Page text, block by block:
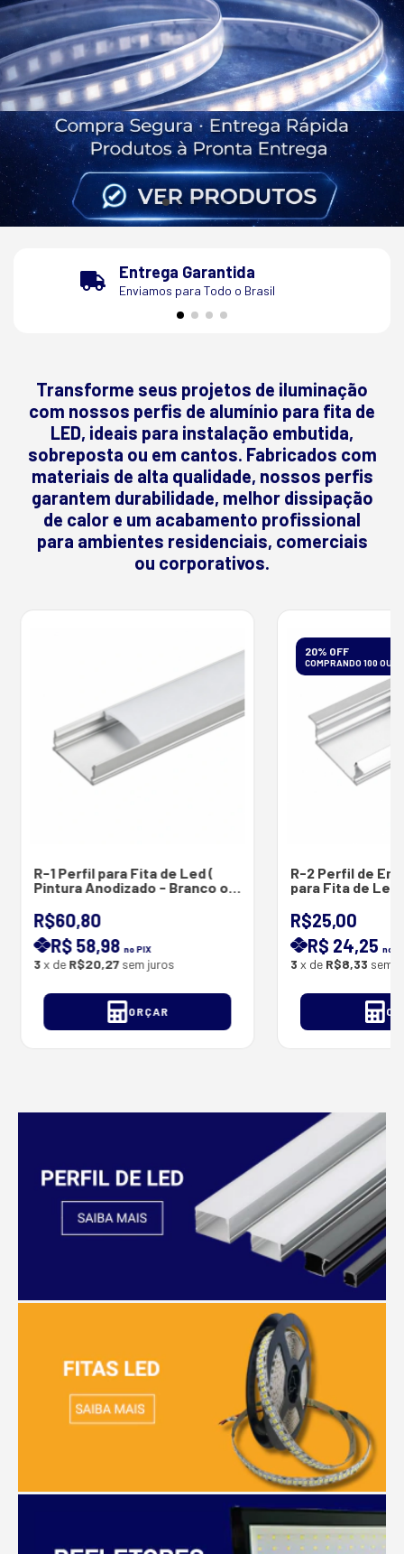
Entrega Garantida
Enviamos para Todo o Brasil
Transforme seus projetos de iluminação
com nossos perfis de alumínio para fita de
LED, ideais para instalação embutida,
sobreposta ou em cantos. Fabricados com
materiais de alta qualidade, nossos perfis
garantem durabilidade, melhor dissipação
de calor e um acabamento profissional
para ambientes residenciais, comerciais
ou corporativos.
R-1 Perfil para Fita de Led (
Pintura Anodizado - Branco ou
18*8mm )
R$60,80
R$ 58,98no PIX
3 x deR$20,27 sem juros
ORÇAR
20% OFF
COMPRANDO 100 OU
R-2 Perfil de
para Fita de Led
R$25,00
R$ 24,25no
3 x de R$8,33 sem